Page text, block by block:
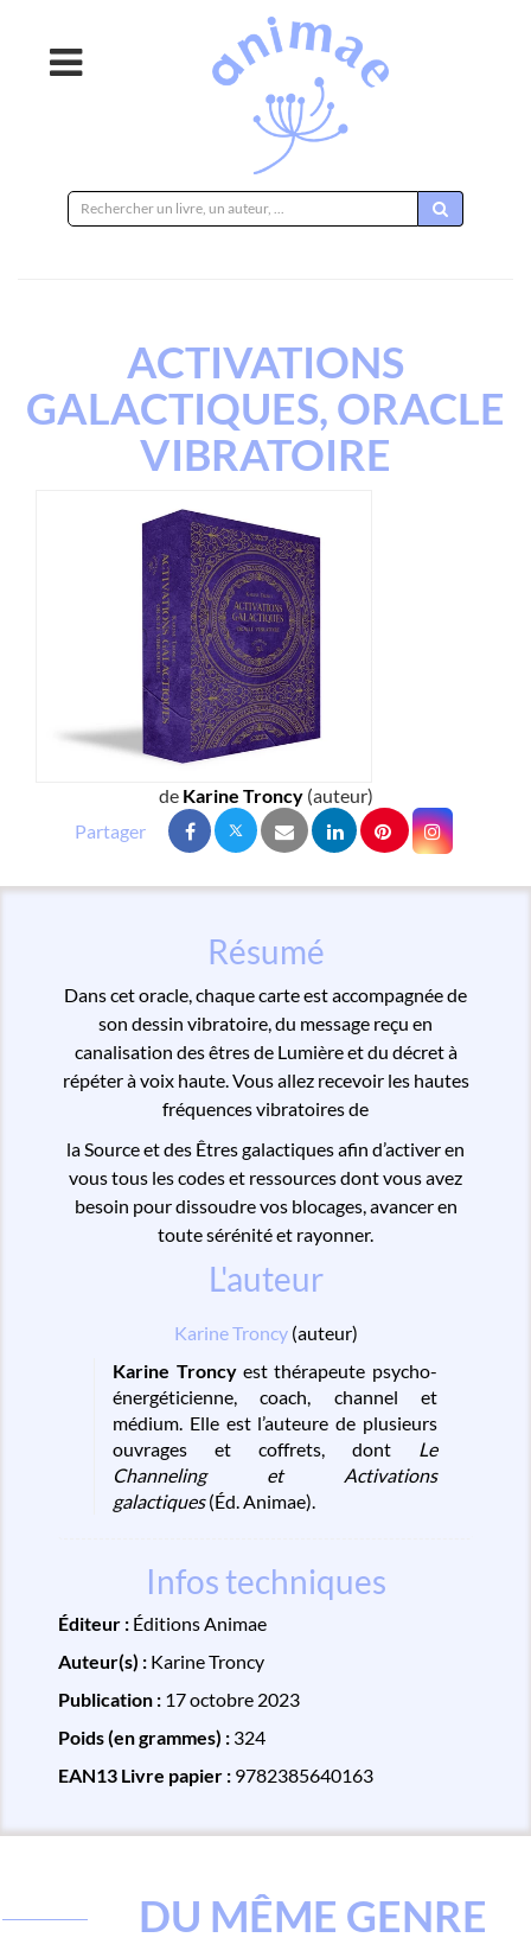
sur
ACTIVATIONS
GALACTIQUES, ORACLE
VIBRATOIRE
de Karine Troncy(auteur)
Résumé
Dans cet oracle, chaque carte est accompagnée de
son dessin vibratoire, du message reçu en
canalisation des êtres de Lumière et du décret à
répéter à voix haute. Vous allez recevoir les hautes
fréquences vibratoires de
la Source et des Êtres galactiques afin d’activer en
vous tous les codes et ressources dont vous avez
besoin pour dissoudre vos blocages, avancer en
toute sérénité et rayonner.
L'auteur
Karine Troncy(auteur)
Karine Troncy est thérapeute psycho-
énergéticienne, coach, channel et
médium. Elle est l’auteure de plusieurs
ouvrages et coffrets, dont Le
Channeling et Activations
galactiques(Éd. Animae).
Infos techniques
Éditeur : Éditions Animae
Auteur(s) : Karine Troncy
Publication : 17 octobre 2023
Poids (en grammes) : 324
EAN13 Livre papier : 9782385640163
DU MÊME GENRE